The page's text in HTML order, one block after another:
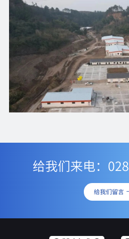
给我们来电：
给我们留言